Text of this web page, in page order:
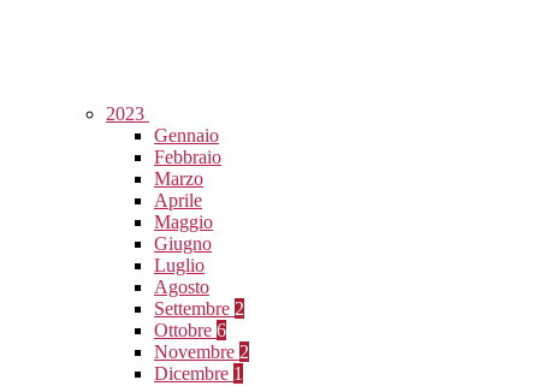
2023
Gennaio
Febbraio
Marzo
Aprile
Maggio
Giugno
Luglio
Agosto
Settembre 2
Ottobre 6
Novembre 2
Dicembre 1